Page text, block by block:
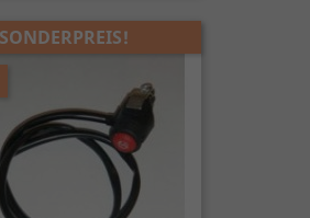
SONDERPREIS!